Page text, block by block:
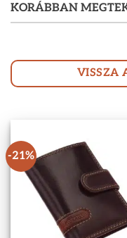
KORÁBBAN
VISSZA
-21%